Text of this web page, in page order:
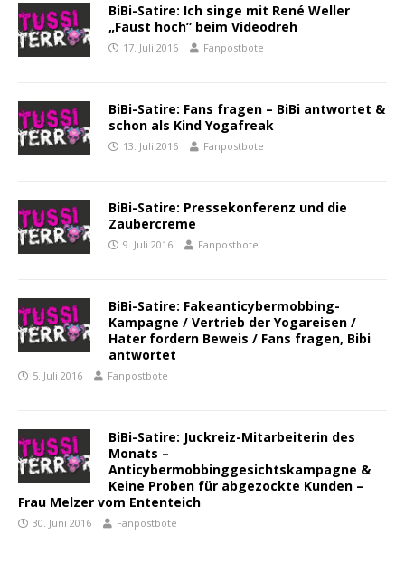
BiBi-Satire: Ich singe mit René Weller
„Faust hoch” beim Videodreh
17. Juli 2016 Fanpostbote
BiBi-Satire: Fans fragen – BiBi antwortet &
schon als Kind Yogafreak
13. Juli 2016 Fanpostbote
BiBi-Satire: Pressekonferenz und die
Zaubercreme
9. Juli 2016 Fanpostbote
BiBi-Satire: Fakeanticybermobbing-
Kampagne / Vertrieb der Yogareisen /
Hater fordern Beweis / Fans fragen, Bibi
antwortet
5. Juli 2016 Fanpostbote
BiBi-Satire: Juckreiz-Mitarbeiterin des
Monats –
Anticybermobbinggesichtskampagne &
Keine Proben für abgezockte Kunden –
Frau Melzer vom Ententeich
30. Juni 2016 Fanpostbote